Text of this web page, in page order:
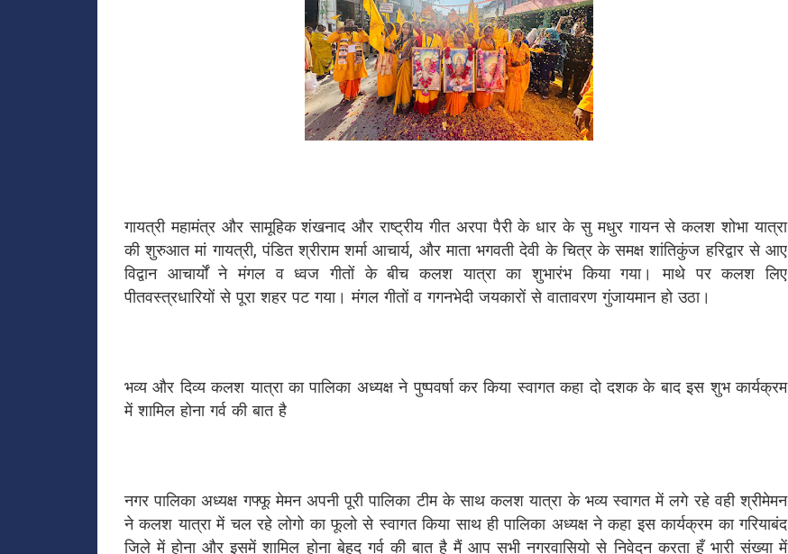
गायत्री महामंत्र और सामूहिक शंखनाद और राष्ट्रीय गीत अरपा पैरी के धार के सु मधुर गायन से कलश शोभा यात्रा
की शुरुआत मां गायत्री, पंडित श्रीराम शर्मा आचार्य, और माता भगवती देवी के चित्र के समक्ष शांतिकुंज हरिद्वार से आए
विद्वान आचार्यों ने मंगल व ध्वज गीतों के बीच कलश यात्रा का शुभारंभ किया गया। माथे पर कलश लिए
पीतवस्त्रधारियों से पूरा शहर पट गया। मंगल गीतों व गगनभेदी जयकारों से वातावरण गुंजायमान हो उठा।
भव्य और दिव्य कलश यात्रा का पालिका अध्यक्ष ने पुष्पवर्षा कर किया स्वागत कहा दो दशक के बाद इस शुभ कार्यक्रम
में शामिल होना गर्व की बात है
नगर पालिका अध्यक्ष गफ्फू मेमन अपनी पूरी पालिका टीम के साथ कलश यात्रा के भव्य स्वागत में लगे रहे वही श्रीमेमन
ने कलश यात्रा में चल रहे लोगो का फूलो से स्वागत किया साथ ही पालिका अध्यक्ष ने कहा इस कार्यक्रम का गरियाबंद
जिले में होना और इसमें शामिल होना बेहद गर्व की बात है मैं आप सभी नगरवासियो से निवेदन करता हूँ भारी संख्या में